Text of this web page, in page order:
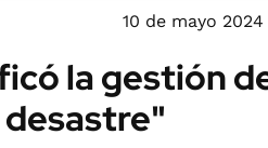
MÉXICO
MUNDO
10 de mayo
la gestión